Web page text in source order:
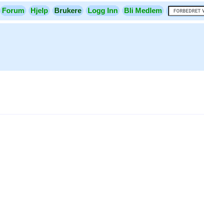
Forum Hjelp Brukere Logg Inn Bli Medlem